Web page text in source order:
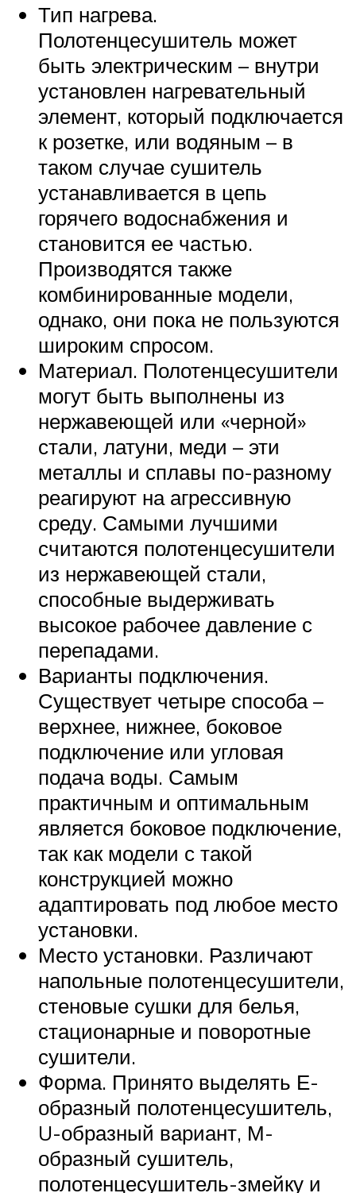
Тип нагрева.
Полотенцесушитель может
быть электрическим – внутри
установлен нагревательный
элемент, который подключается
к розетке, или водяным – в
таком случае сушитель
устанавливается в цепь
горячего водоснабжения и
становится ее частью.
Производятся также
комбинированные модели,
однако, они пока не пользуются
широким спросом.
Материал. Полотенцесушители
могут быть выполнены из
нержавеющей или «черной»
стали, латуни, меди – эти
металлы и сплавы по-разному
реагируют на агрессивную
среду. Самыми лучшими
считаются полотенцесушители
из нержавеющей стали,
способные выдерживать
высокое рабочее давление с
перепадами.
Варианты подключения.
Существует четыре способа –
верхнее, нижнее, боковое
подключение или угловая
подача воды. Самым
практичным и оптимальным
является боковое подключение,
так как модели с такой
конструкцией можно
адаптировать под любое место
установки.
Место установки. Различают
напольные полотенцесушители,
стеновые сушки для белья,
стационарные и поворотные
сушители.
Форма. Принято выделять Е-
образный полотенцесушитель,
U-образный вариант, М-
образный сушитель,
полотенцесушитель-змейку и